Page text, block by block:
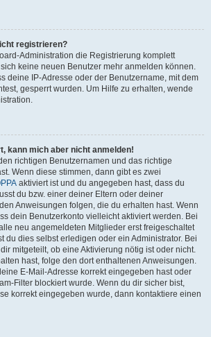
registrieren?
Administration die Registrierung komplett
keine neuen Benutzer mehr anmelden können.
deine IP-Adresse oder der Benutzername, mit dem
gesperrt wurden. Um Hilfe zu erhalten, wende
kann mich aber nicht anmelden!
richtigen Benutzernamen und das richtige
Wenn diese stimmen, dann gibt es zwei
aktiviert ist und du angegeben hast, dass du
du bzw. einer deiner Eltern oder deiner
Anweisungen folgen, die du erhalten hast. Wenn
dein Benutzerkonto vielleicht aktiviert werden. Bei
neu angemeldeten Mitglieder erst freigeschaltet
du dies selbst erledigen oder ein Administrator. Bei
mitgeteilt, ob eine Aktivierung nötig ist oder nicht.
hast, folge den dort enthaltenen Anweisungen.
E-Mail-Adresse korrekt eingegeben hast oder
Filter blockiert wurde. Wenn du dir sicher bist,
korrekt eingegeben wurde, dann kontaktiere einen